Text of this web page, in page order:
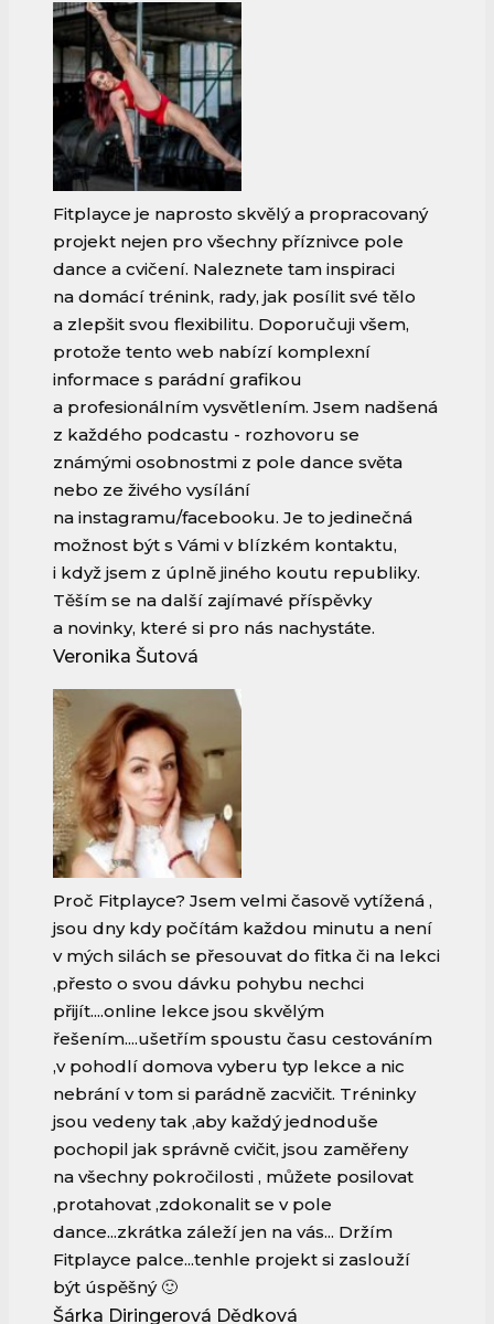
Fitplayce je naprosto skvělý a propracovaný
projekt nejen pro všechny příznivce pole
dance a cvičení. Naleznete tam inspiraci
na domácí trénink, rady, jak posílit své tělo
a zlepšit svou flexibilitu. Doporučuji všem,
protože tento web nabízí komplexní
informace s parádní grafikou
a profesionálním vysvětlením. Jsem nadšená
z každého podcastu - rozhovoru se
známými osobnostmi z pole dance světa
nebo ze živého vysílání
na instagramu/facebooku. Je to jedinečná
možnost být s Vámi v blízkém kontaktu,
i když jsem z úplně jiného koutu republiky.
Těším se na další zajímavé příspěvky
a novinky, které si pro nás nachystáte.
Veronika Šutová
Proč Fitplayce? Jsem velmi časově vytížená ,
jsou dny kdy počítám každou minutu a není
v mých silách se přesouvat do fitka či na lekci
,přesto o svou dávku pohybu nechci
přijít....online lekce jsou skvělým
řešením....ušetřím spoustu času cestováním
,v pohodlí domova vyberu typ lekce a nic
nebrání v tom si parádně zacvičit. Tréninky
jsou vedeny tak ,aby každý jednoduše
pochopil jak správně cvičit, jsou zaměřeny
na všechny pokročilosti , můžete posilovat
,protahovat ,zdokonalit se v pole
dance...zkrátka záleží jen na vás... Držím
Fitplayce palce...tenhle projekt si zaslouží
být úspěšný 🙂
Šárka Diringerová Dědková